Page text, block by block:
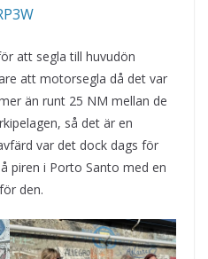
att segla till huvudön
att motorsegla då det var
än runt 25 NM mellan de
så det är en
var det dock dags för
piren i Porto Santo med en
den.